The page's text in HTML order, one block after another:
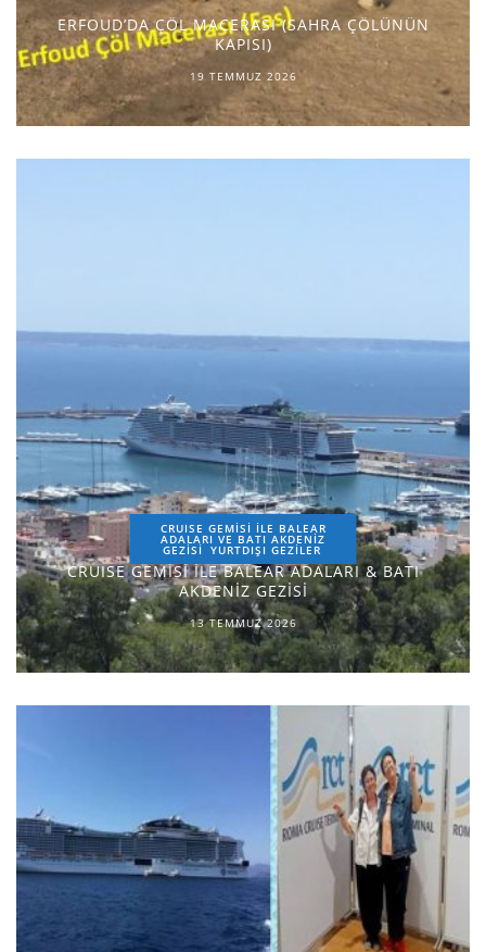
ERFOUD’DA ÇÖL MACERASI (SAHRA ÇÖLÜNÜN
KAPISI)
19 TEMMUZ 2026
CRUISE GEMİSİ İLE BALEAR
ADALARI VE BATI AKDENİZ
GEZİSİ YURTDIŞI GEZILER
CRUISE GEMİSİ İLE BALEAR ADALARI & BATI
AKDENİZ GEZİSİ
13 TEMMUZ 2026